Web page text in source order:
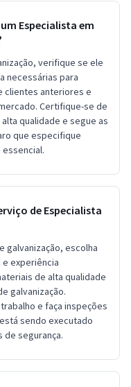
Especialista em
verifique se ele
necessárias para
clientes anteriores e
Certifique-se de
qualidade e segue as
que especifique
de Especialista
galvanização, escolha
experiência
de alta qualidade
galvanização.
e faça inspeções
sendo executado
segurança.